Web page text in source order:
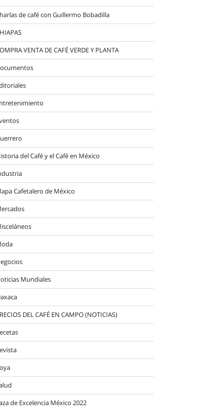
de café con Guillermo Bobadilla
VENTA DE CAFÉ VERDE Y PLANTA
del Café y el Café en México
Cafetalero de México
Mundiales
DEL CAFÉ EN CAMPO (NOTICIAS)
de Excelencia México 2022